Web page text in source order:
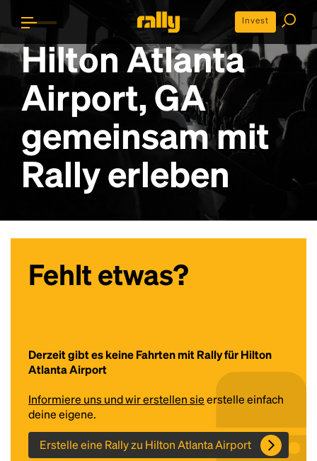
Invest
Hilton Atlanta
Airport, GA
gemeinsam mit
Rally erleben
Fehlt etwas?
Derzeit gibt es keine Fahrten mit Rally für Hilton
Atlanta Airport
Informiere uns und wir erstellen sieerstelle einfach
deine eigene.
Erstelle eine Rally zu Hilton Atlanta Airport